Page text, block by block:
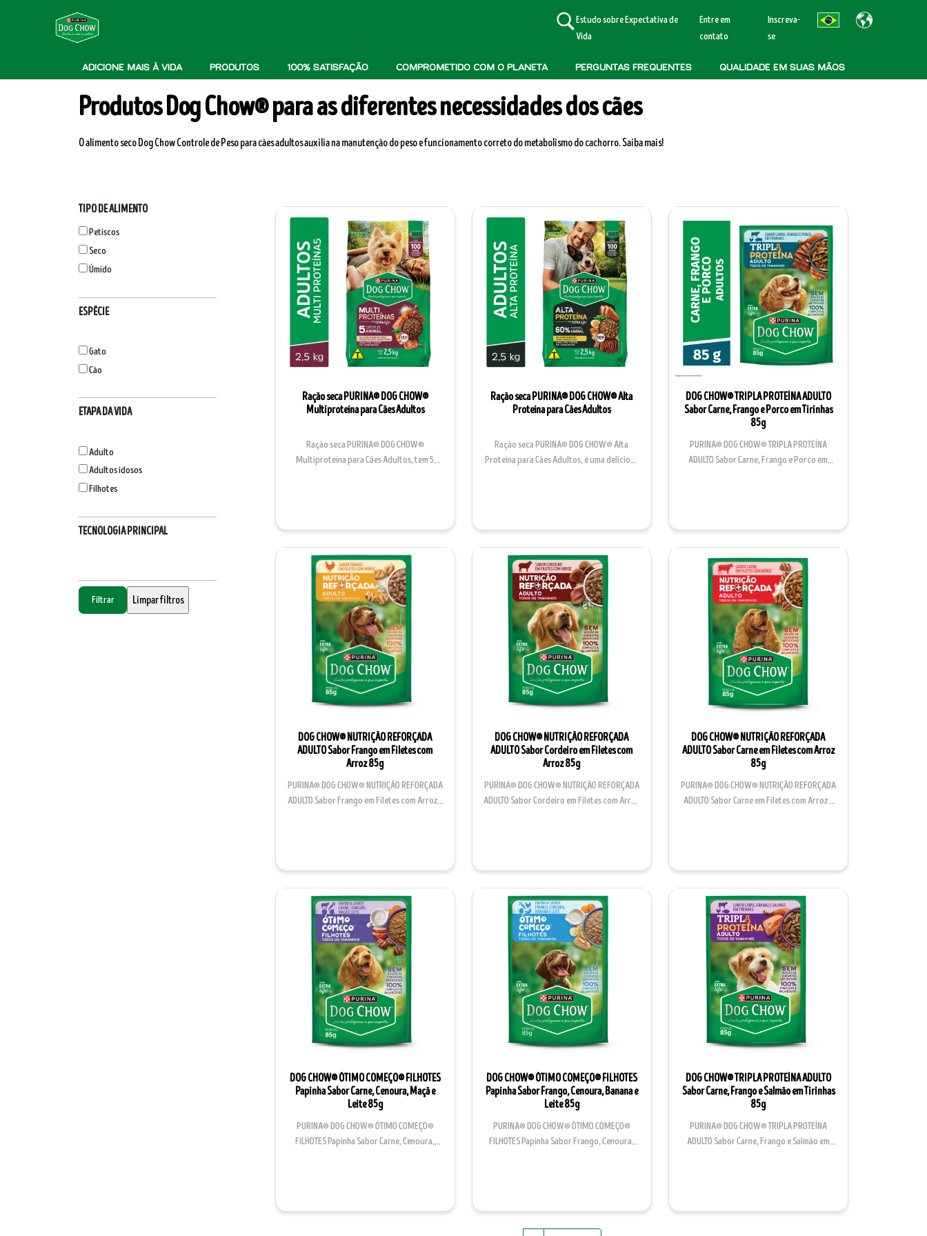
Menú secundario Dog Chow
Estudo sobre Expectativa de
Vida
Entre em
contato
Inscreva-
se
Menú Principal Dog ChowADICIONE MAIS À VIDA PRODUTOS 100% SATISFAÇÃO COMPROMETIDO COM O PLANETA PERGUNTAS FREQUENTES QUALIDADE EM SUAS MÃOS
Produtos Dog Chow® para as diferentes necessidades dos cães
O alimento seco Dog Chow Controle de Peso para cães adultos auxilia na manutenção do peso e funcionamento correto do metabolismo do cachorro. Saiba mais!
TIPO DE ALIMENTO
Petiscos
Seco
Úmido
ESPÉCIE
Gato
Cão
ETAPA DA VIDA
Adulto
Adultos idosos
Filhotes
TECNOLOGIA PRINCIPAL
Ração seca PURINA® DOG CHOW®
Multiproteína para Cães Adultos
Ração seca PURINA® DOG CHOW®
Multiproteína para Cães Adultos, tem 5
Ração seca PURINA® DOG CHOW® Alta
Proteína para Cães Adultos
Ração seca PURINA® DOG CHOW® Alta
Proteína para Cães Adultos, é uma deliciosa
DOG CHOW® TRIPLA PROTEÍNA ADULTO
Sabor Carne, Frango e Porco em Tirinhas
85g
PURINA® DOG CHOW® TRIPLA PROTEÍNA
ADULTO Sabor Carne, Frango e Porco em
DOG CHOW® NUTRIÇÃO REFORÇADA
ADULTO Sabor Frango em Filetes com
Arroz 85g
PURINA® DOG CHOW® NUTRIÇÃO REFORÇADA
ADULTO Sabor Frango em Filetes com Arroz é
DOG CHOW® NUTRIÇÃO REFORÇADA
ADULTO Sabor Cordeiro em Filetes com
Arroz 85g
PURINA® DOG CHOW® NUTRIÇÃO REFORÇADA
ADULTO Sabor Cordeiro em Filetes com Arroz
DOG CHOW® NUTRIÇÃO REFORÇADA
ADULTO Sabor Carne em Filetes com Arroz
85g
PURINA® DOG CHOW® NUTRIÇÃO REFORÇADA
ADULTO Sabor Carne em Filetes com Arroz é
DOG CHOW® ÓTIMO COMEÇO® FILHOTES
Papinha Sabor Carne, Cenoura, Maçã e
Leite 85g
PURINA® DOG CHOW® ÓTIMO COMEÇO®
FILHOTES Papinha Sabor Carne, Cenoura,
DOG CHOW® ÓTIMO COMEÇO® FILHOTES
Papinha Sabor Frango, Cenoura, Banana e
Leite 85g
PURINA® DOG CHOW® ÓTIMO COMEÇO®
FILHOTES Papinha Sabor Frango, Cenoura,
DOG CHOW® TRIPLA PROTEÍNA ADULTO
Sabor Carne, Frango e Salmão em Tirinhas
85g
PURINA® DOG CHOW® TRIPLA PROTEÍNA
ADULTO Sabor Carne, Frango e Salmão em